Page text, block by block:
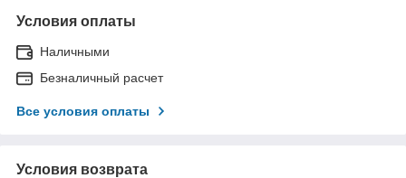
Условия оплаты
Наличными
Безналичный расчет
Все условия оплаты
Условия возврата